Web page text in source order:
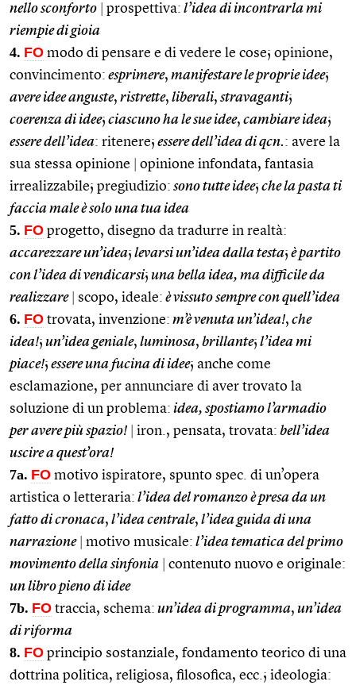
nello sconforto
prospettiva: l’idea di incontrarla mi
riempie di gioia
4. FO modo di pensare e di vedere le cose; opinione,
convincimento: esprimere, manifestare le proprie idee;
avere idee anguste, ristrette, liberali, stravaganti;
coerenza di idee; ciascuno ha le sue idee, cambiare idea;
essere dell’idea: ritenere; essere dell’idea di qcn.: avere la
sua stessa opinione
opinione infondata, fantasia
irrealizzabile; pregiudizio: sono tutte idee; che la pasta ti
faccia male è solo una tua idea
5. FO progetto, disegno da tradurre in realtà:
accarezzare un’idea; levarsi un’idea dalla testa; è partito
con l’idea di vendicarsi; una bella idea, ma difficile da
realizzare
scopo, ideale: è vissuto sempre con quell’idea
6. FO trovata, invenzione: m’è venuta un’idea!, che
idea!; un’idea geniale, luminosa, brillante; l’idea mi
piace!; essere una fucina di idee; anche come
esclamazione, per annunciare di aver trovato la
soluzione di un problema: idea, spostiamo l’armadio
per avere più spazio!
iron., pensata, trovata: bell’idea
uscire a quest’ora!
7a. FO motivo ispiratore, spunto spec. di un’opera
artistica o letteraria: l’idea del romanzo è presa da un
fatto di cronaca, l’idea centrale, l’idea guida di una
narrazione
motivo musicale: l’idea tematica del primo
movimento della sinfonia
contenuto nuovo e originale:
un libro pieno di idee
7b. FO traccia, schema: un’idea di programma, un’idea
di riforma
8. FO principio sostanziale, fondamento teorico di una
dottrina politica, religiosa, filosofica, ecc.; ideologia: